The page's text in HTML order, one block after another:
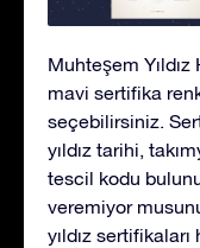
Muhteşem
mavi sertifika
seçebilirsiniz.
yıldız tarihi,
tescil kodu
veremiyor
yıldız